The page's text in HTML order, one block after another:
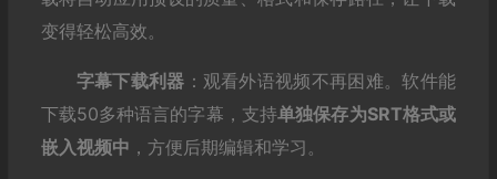
变得轻松高效。
字幕下载利器 ：观看外语视频不再困难。软件能
下载50多种语言的字幕，支持单独保存为SRT格式或
嵌入视频中 ，方便后期编辑和学习。